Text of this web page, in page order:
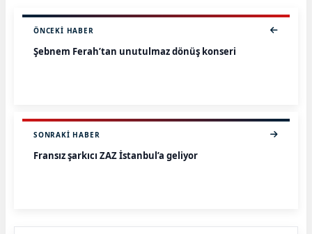
ÖNCEKI HABER
Şebnem Ferah’tan unutulmaz dönüş konseri
SONRAKI HABER
Fransız şarkıcı ZAZ İstanbul’a geliyor